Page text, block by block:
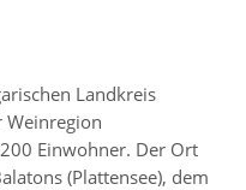
Landkreis
Weinregion
Einwohner. Der Ort
(Plattensee), dem